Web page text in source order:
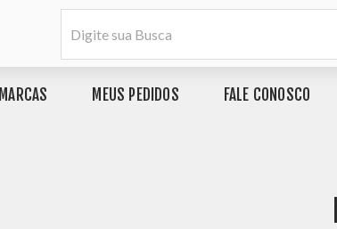
MARCAS MEUS PEDIDOS FALE CONOSCO